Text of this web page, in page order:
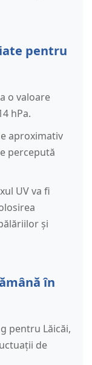
pentru
o valoare
hPa.
aproximativ
percepută
UV va fi
și
în
pentru Lăicăi,
de